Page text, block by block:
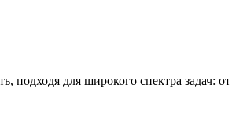
подходя для широкого спектра задач: от